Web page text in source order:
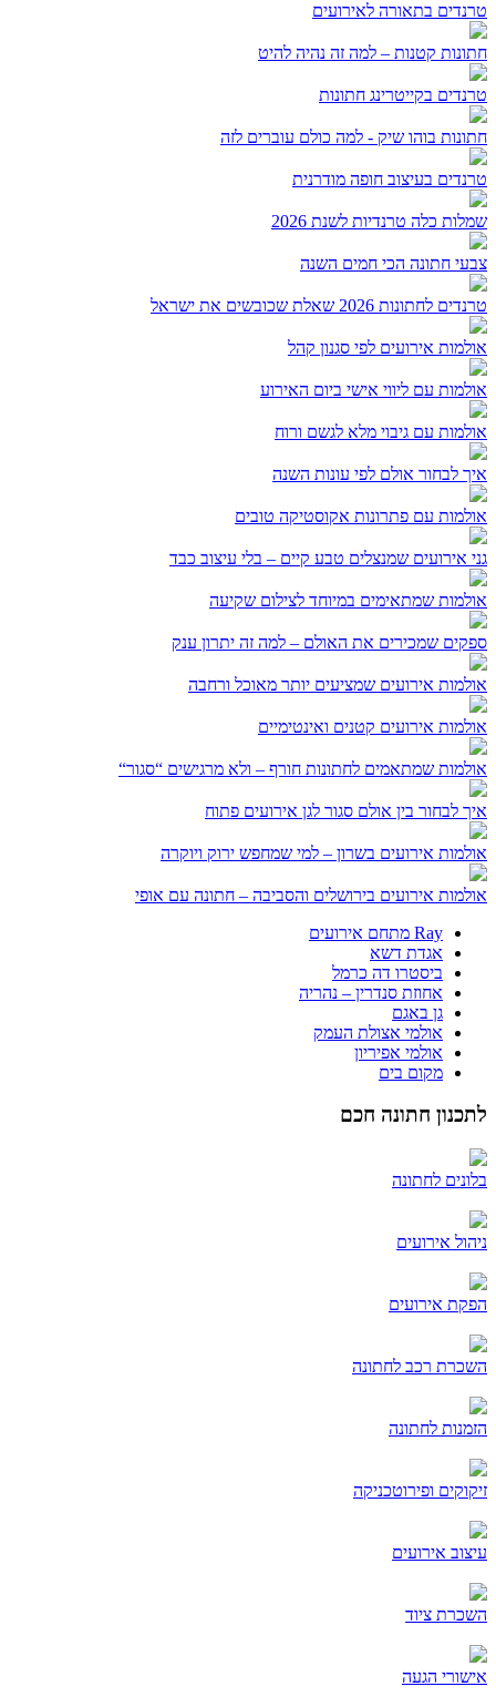
טרנדים בתאורה לאירועים
חתונות קטנות – למה זה נהיה להיט
טרנדים בקייטרינג חתונות
חתונות בוהו שיק - למה כולם עוברים לזה
טרנדים בעיצוב חופה מודרנית
שמלות כלה טרנדיות לשנת 2026
צבעי חתונה הכי חמים השנה
טרנדים לחתונות 2026 שאלת שכובשים את ישראל
אולמות אירועים לפי סגנון קהל
אולמות עם ליווי אישי ביום האירוע
אולמות עם גיבוי מלא לגשם ורוח
איך לבחור אולם לפי עונות השנה
אולמות עם פתרונות אקוסטיקה טובים
גני אירועים שמנצלים טבע קיים – בלי עיצוב כבד
אולמות שמתאימים במיוחד לצילום שקיעה
ספקים שמכירים את האולם – למה זה יתרון ענק
אולמות אירועים שמציעים יותר מאוכל ורחבה
אולמות אירועים קטנים ואינטימיים
אולמות שמתאמים לחתונות חורף – ולא מרגישים “סגור“
איך לבחור בין אולם סגור לגן אירועים פתוח
אולמות אירועים בשרון – למי שמחפש ירוק ויוקרה
אולמות אירועים בירושלים והסביבה – חתונה עם אופי
Ray מתחם אירועים
אגדת דשא
ביסטרו דה כרמל
אחוזת סנדרין – נהריה
גן באגם
אולמי אצולת העמק
אולמי אפיריון
מקום בים
לתכנון חתונה חכם
בלונים לחתונה
ניהול אירועים
הפקת אירועים
השכרת רכב לחתונה
הזמנות לחתונה
זיקוקים ופירוטכניקה
עיצוב אירועים
השכרת ציוד
אישורי הגעה